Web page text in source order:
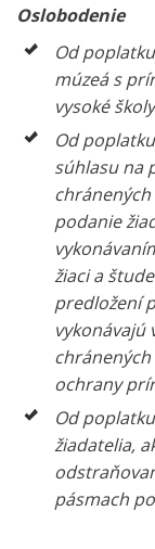
Oslobodenie
Od
múzeá s
vysoké
Od
súhlasu na
podanie
žiaci a
predložení
vykonávajú
ochrany
Od
žiadatelia,
pásmach